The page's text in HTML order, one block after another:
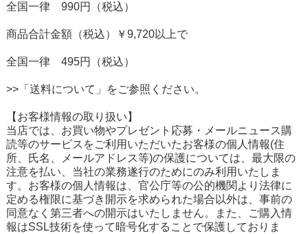
全国一律 990円（税込）
商品合計金額（税込）￥9,720以上で
全国一律 495円（税込）
>>「送料について」をご参照ください。
【お客様情報の取り扱い】
当店では、お買い物やプレゼント応募・メールニュース購
読等のサービスをご利用いただいたお客様の個人情報(住
所、氏名、メールアドレス等)の保護については、最大限の
注意を払い、当社の業務遂行のためにのみ利用いたしま
す。お客様の個人情報は、官公庁等の公的機関より法律に
定める権限に基づき開示を求められた場合以外は、事前の
同意なく第三者への開示はいたしません。また、ご購入情
報はSSL技術を使って暗号化することで保護しておりま